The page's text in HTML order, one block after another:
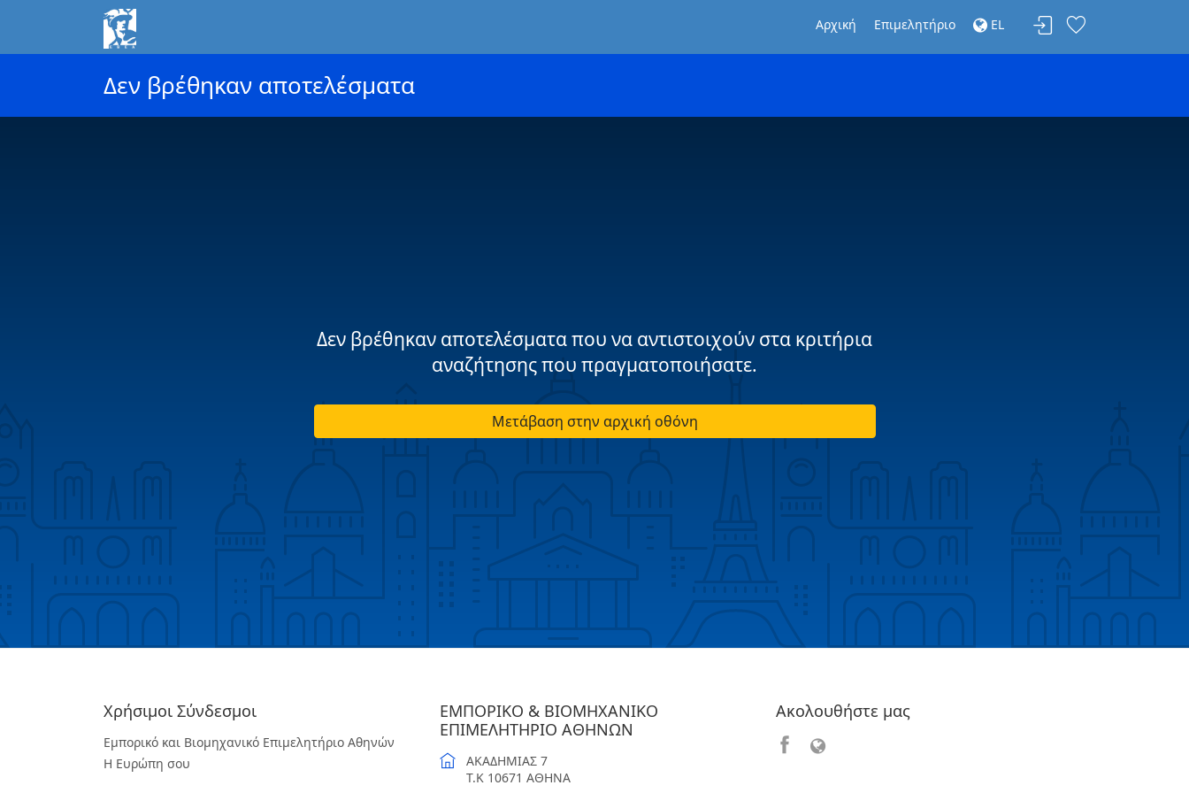
Αρχική Επιμελητήριο EL
Δεν βρέθηκαν αποτελέσματα
Δεν βρέθηκαν αποτελέσματα που να αντιστοιχούν στα κριτήρια
αναζήτησης που πραγματοποιήσατε.
Μετάβαση στην αρχική οθόνη
Χρήσιμοι Σύνδεσμοι
Εμπορικό και Βιομηχανικό Επιμελητήριο Αθηνών
Η Ευρώπη σου
ΕΜΠΟΡΙΚΟ & ΒΙΟΜΗΧΑΝΙΚΟ
ΕΠΙΜΕΛΗΤΗΡΙΟ ΑΘΗΝΩΝ
ΑΚΑΔΗΜΙΑΣ 7
T.K 10671 ΑΘΗΝΑ
Ακολουθήστε μας